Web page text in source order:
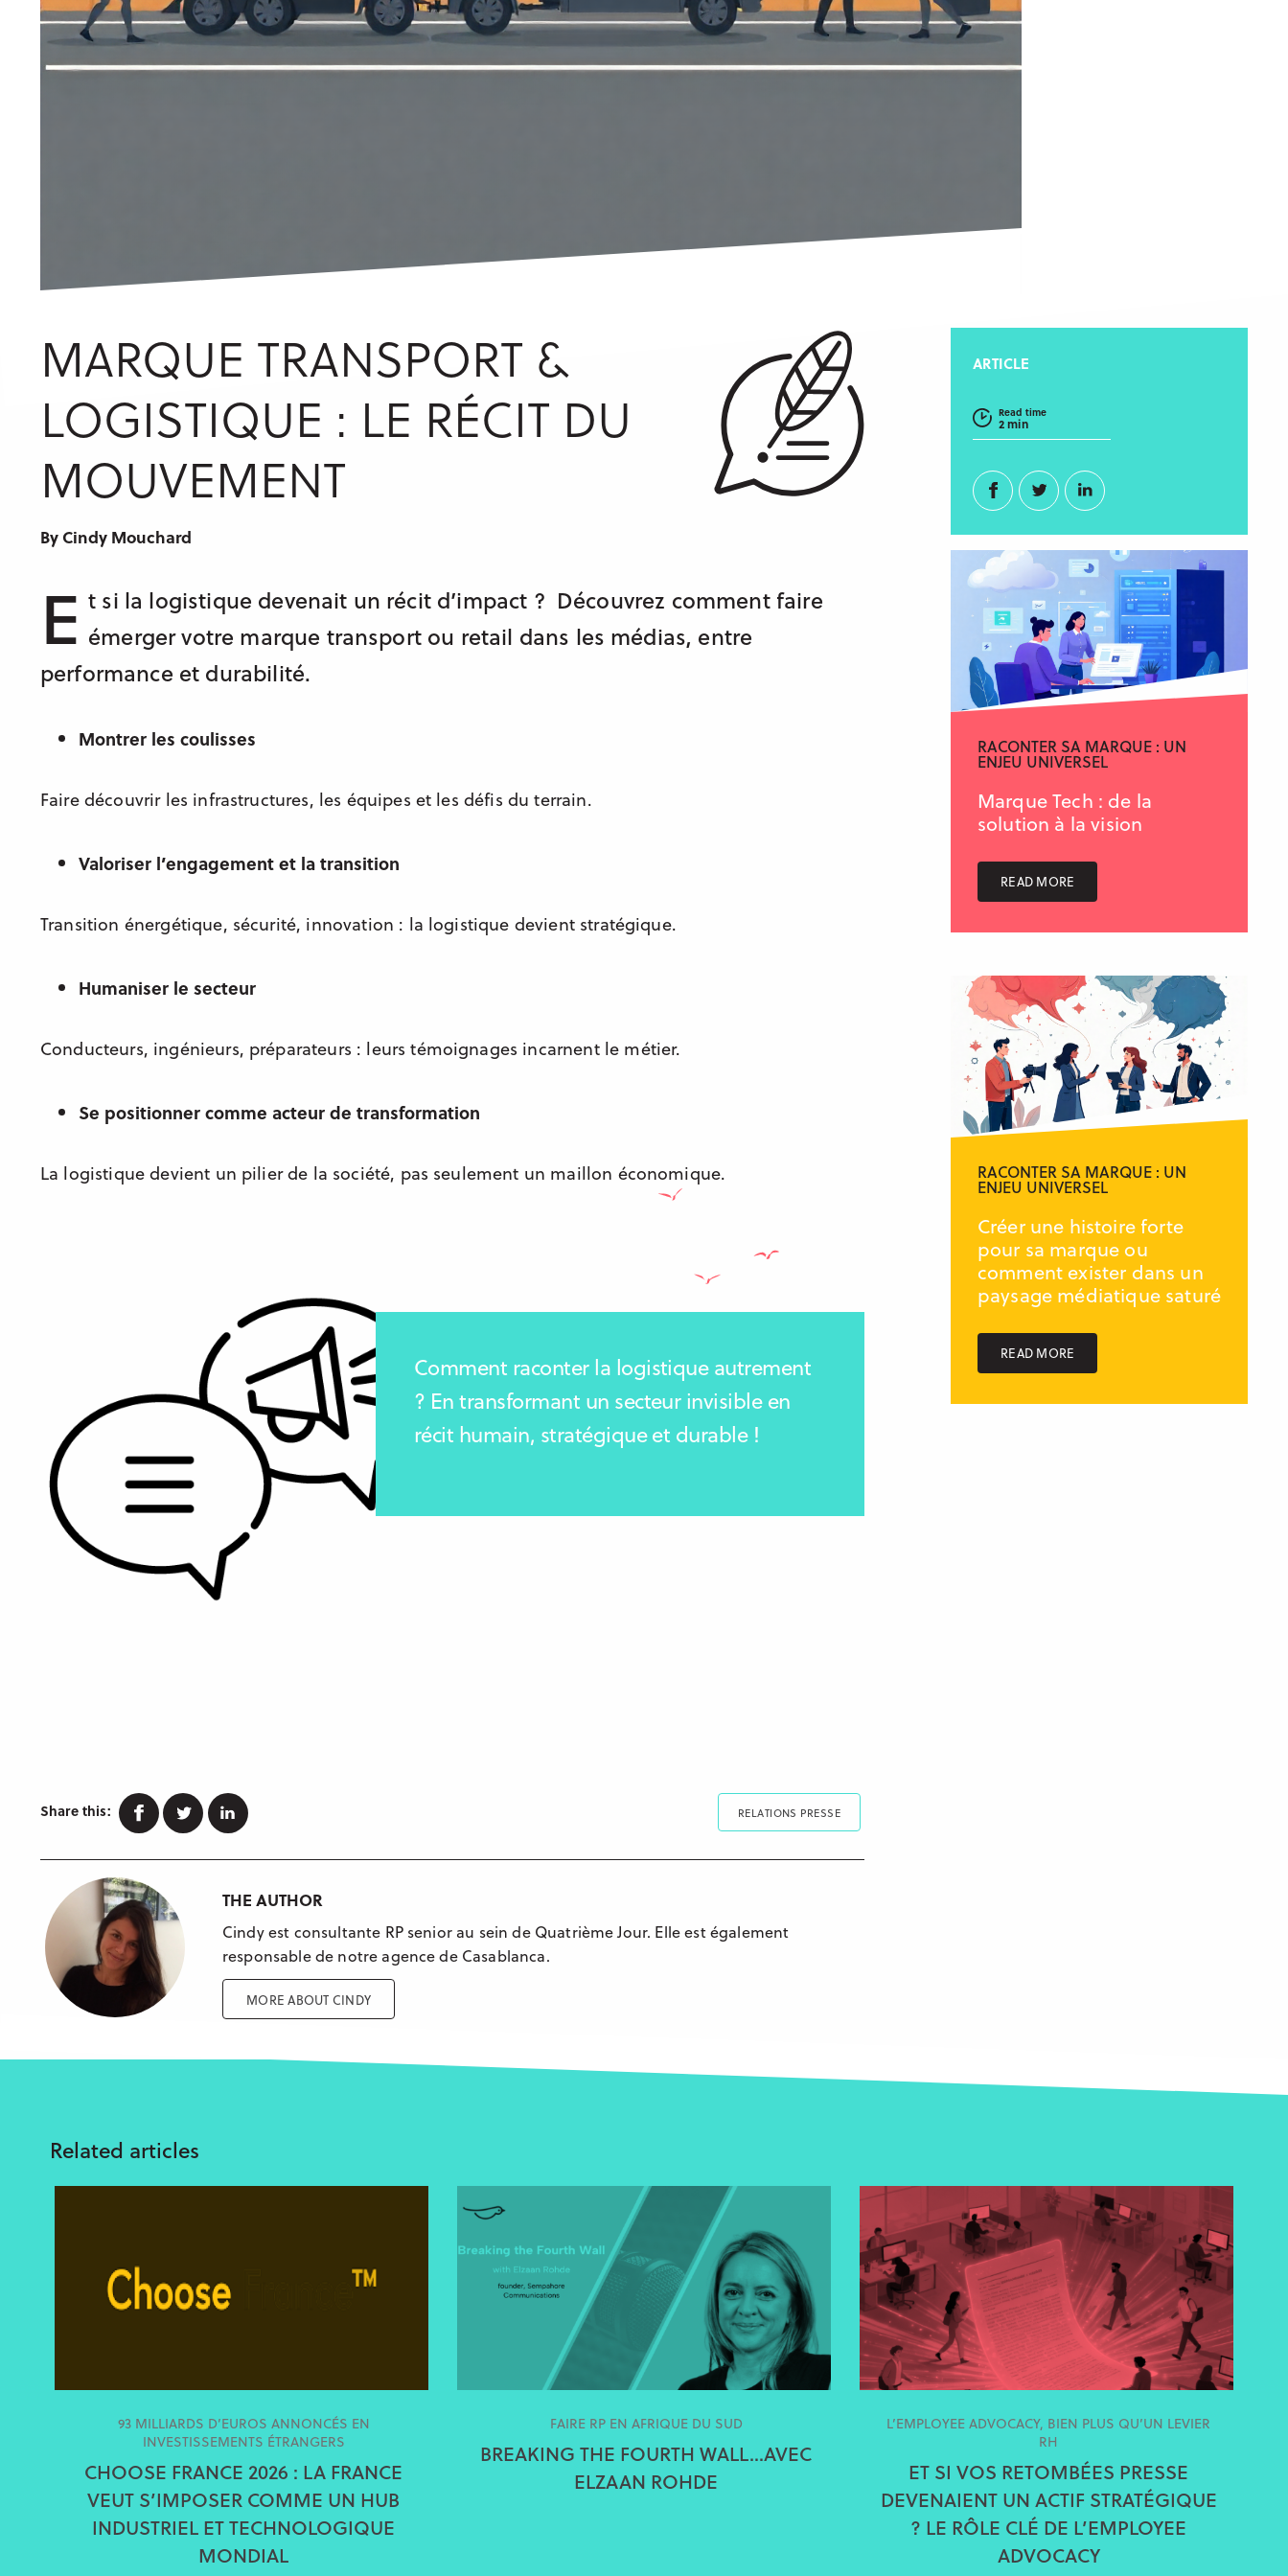
MARQUE TRANSPORT &
LOGISTIQUE : LE RÉCIT DU
MOUVEMENT
By Cindy Mouchard
E t si la logistique devenait un récit d’impact ? Découvrez comment faire
émerger votre marque transport ou retail dans les médias, entre
performance et durabilité.
Montrer les coulisses
Faire découvrir les infrastructures, les équipes et les défis du terrain.
Valoriser l’engagement et la transition
Transition énergétique, sécurité, innovation : la logistique devient stratégique.
Humaniser le secteur
Conducteurs, ingénieurs, préparateurs : leurs témoignages incarnent le métier.
Se positionner comme acteur de transformation
La logistique devient un pilier de la société, pas seulement un maillon économique.
Comment raconter la logistique autrement
? En transformant un secteur invisible en
récit humain, stratégique et durable !
Share this: Facebook
Twitter RELATIONS PRESSE
THE AUTHOR
Cindy est consultante RP senior au sein de Quatrième Jour. Elle est également
responsable de notre agence de Casablanca.
MORE ABOUT CINDY
ARTICLE
Read time
2 min
Facebook
Twitter
RACONTER SA MARQUE : UN
ENJEU UNIVERSEL
Marque Tech : de la
solution à la vision
READ MORE
RACONTER SA MARQUE : UN
ENJEU UNIVERSEL
Créer une histoire forte
pour sa marque ou
comment exister dans un
paysage médiatique saturé
READ MORE
Related articles
93 MILLIARDS D’EUROS ANNONCÉS EN
INVESTISSEMENTS ÉTRANGERS
CHOOSE FRANCE 2026 : LA FRANCE
VEUT S’IMPOSER COMME UN HUB
INDUSTRIEL ET TECHNOLOGIQUE
MONDIAL
FAIRE RP EN AFRIQUE DU SUD
BREAKING THE FOURTH WALL…AVEC
ELZAAN ROHDE
L’EMPLOYEE ADVOCACY, BIEN PLUS QU’UN LEVIER
RH
ET SI VOS RETOMBÉES PRESSE
DEVENAIENT UN ACTIF STRATÉGIQUE
? LE RÔLE CLÉ DE L’EMPLOYEE
ADVOCACY